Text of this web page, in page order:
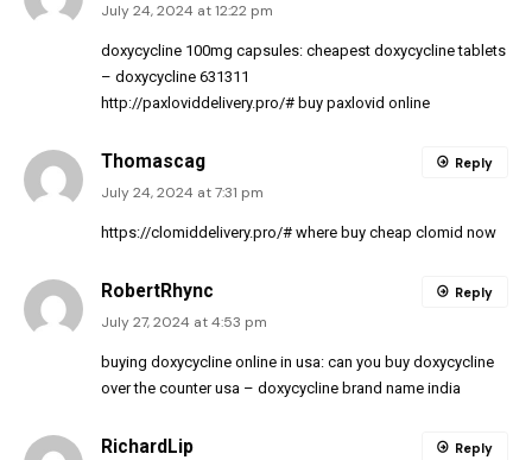
July 24, 2024 at 12:22 pm
doxycycline 100mg capsules: cheapest doxycycline tablets
– doxycycline 631311
http://paxloviddelivery.pro/# buy paxlovid online
Thomascag
July 24, 2024 at 7:31 pm
https://clomiddelivery.pro/# where buy cheap clomid now
Reply
RobertRhync
July 27, 2024 at 4:53 pm
buying doxycycline online in usa: can you buy doxycycline
over the counter usa – doxycycline brand name india
Reply
RichardLip Reply